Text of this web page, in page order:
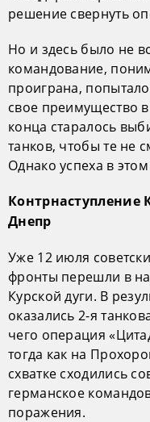
решение свернуть
Но и здесь было не
командование,
проиграна,
свое преимущество
конца старалось
танков, чтобы те не
Однако успеха в
Днепр
Уже 12 июля
фронты перешли в
Курской дуги. В
оказались 2-я
чего операция
тогда как на
схватке сходились
германское
поражения.